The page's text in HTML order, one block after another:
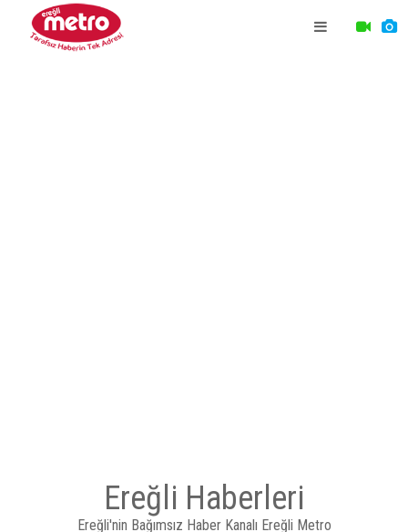
Ereğli Haberleri
Ereğli'nin Bağımsız Haber Kanalı Ereğli Metro